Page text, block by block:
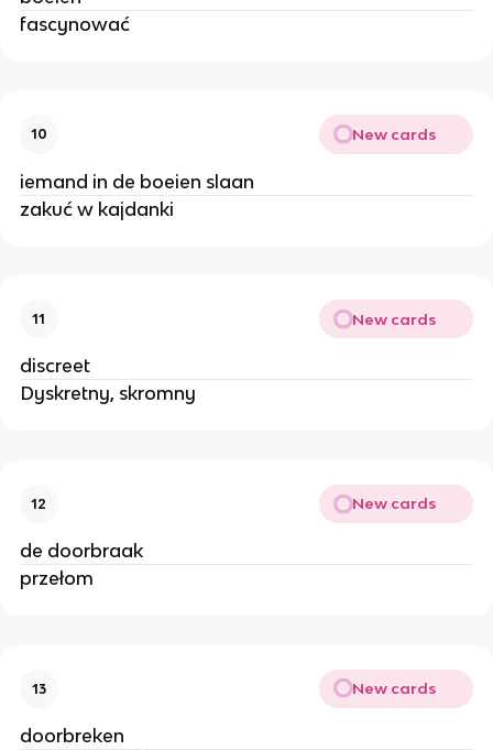
fascynować
10 New cards
iemand in de boeien slaan
zakuć w kajdanki
11 New cards
discreet
Dyskretny, skromny
12 New cards
de doorbraak
przełom
13 New cards
doorbreken